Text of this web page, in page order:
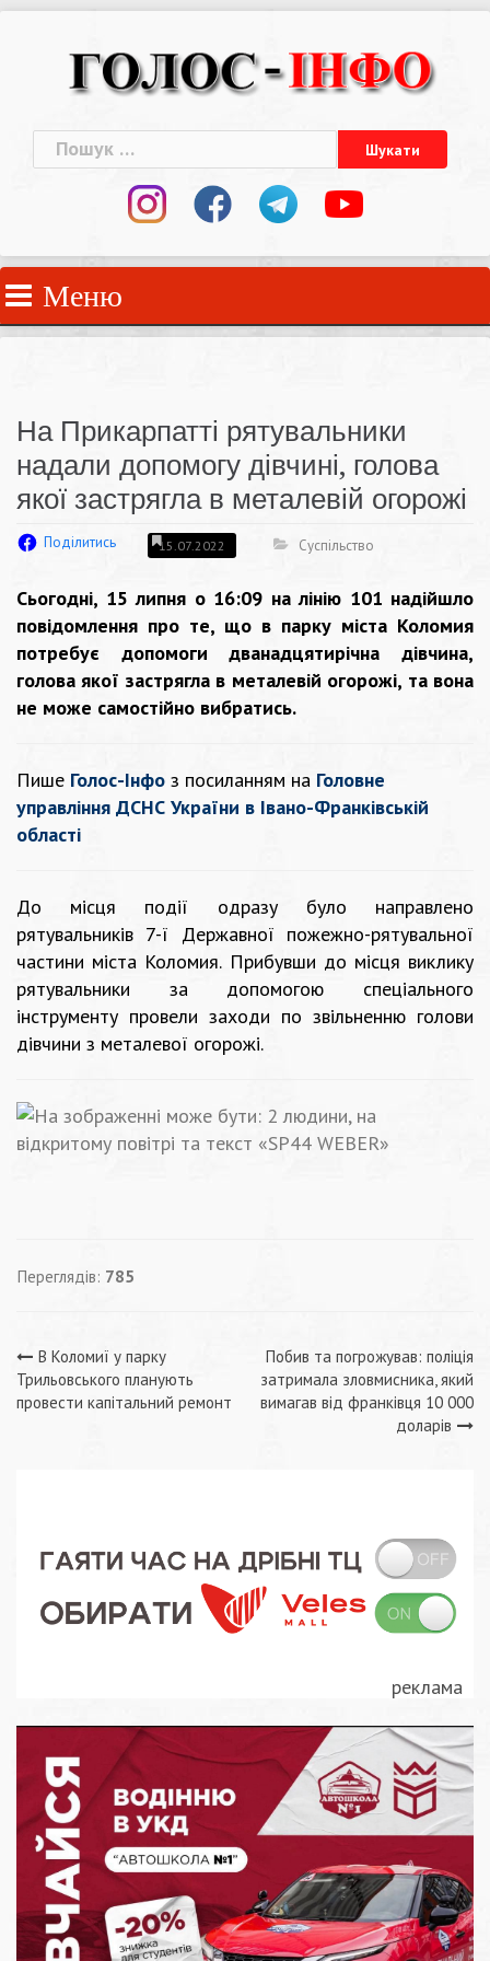
Пошук:
Меню
На Прикарпатті рятувальники
надали допомогу дівчині, голова
якої застрягла в металевій огорожі
Поділитись 15.07.2022 Суспільство
Сьогодні, 15 липня о 16:09 на лінію 101 надійшло
повідомлення про те, що в парку міста Коломия
потребує допомоги дванадцятирічна дівчина,
голова якої застрягла в металевій огорожі, та вона
не може самостійно вибратись.
Пише Голос-Інфо з посиланням на Головне
управління ДСНС України в Івано-Франківській
області
До місця події одразу було направлено
рятувальників 7-ї Державної пожежно-рятувальної
частини міста Коломия. Прибувши до місця виклику
рятувальники за допомогою спеціального
інструменту провели заходи по звільненню голови
дівчини з металевої огорожі.
Переглядів: 785
Навігація
записів
В Коломиї у парку
Трильовського планують
провести капітальний ремонт
Побив та погрожував: поліція
затримала зловмисника, який
вимагав від франківця 10 000
доларів